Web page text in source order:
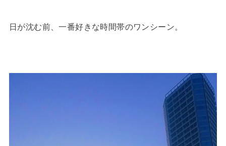
日が沈む前、一番好きな時間帯のワンシーン。